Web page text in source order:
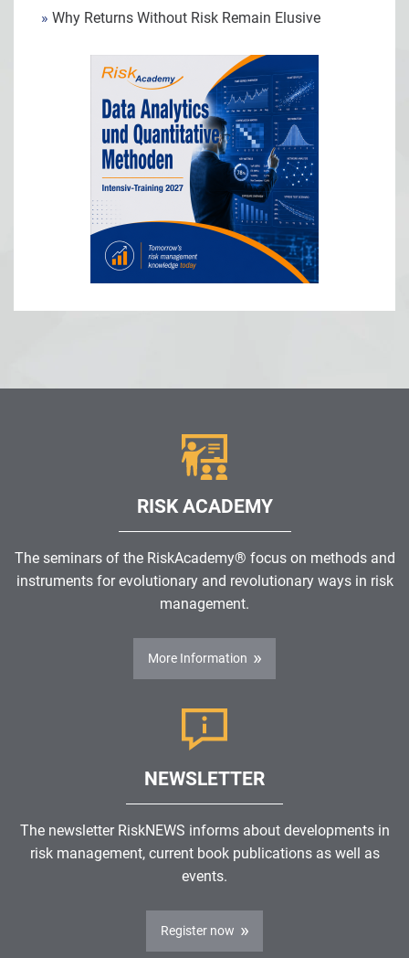
» Why Returns Without Risk Remain Elusive
RISK ACADEMY
The seminars of the RiskAcademy® focus on methods and
instruments for evolutionary and revolutionary ways in risk
management.
More Information
NEWSLETTER
The newsletter RiskNEWS informs about developments in
risk management, current book publications as well as
events.
Register now